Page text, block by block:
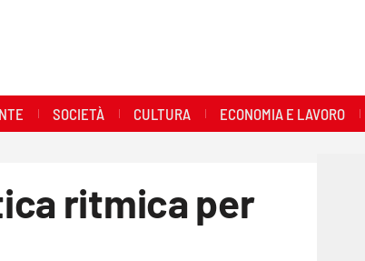
SOCIETÀ CULTURA ECONOMIA E LAVORO
ritmica per